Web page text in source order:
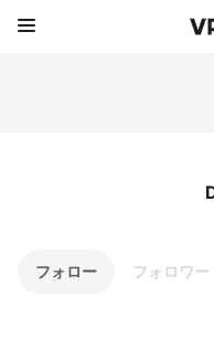
フォロー フォロワー